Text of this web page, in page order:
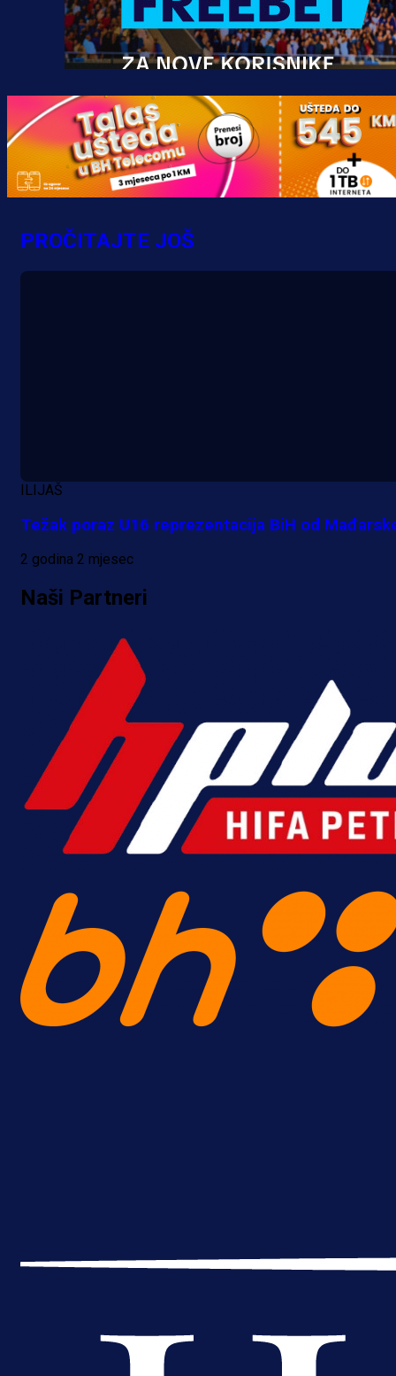
Promo vijesti
MrBit: Isprati kvalifikacije za
evropska takmičenja i preuzmi
bonus dobrodošlice!
Lukić seli u Bundesligu? Dva
PROČITAJTE JOŠ
ILIJAŠ
Težak poraz U16 reprezentacija BiH od
2 godina 2 mjesec
Naši Partneri